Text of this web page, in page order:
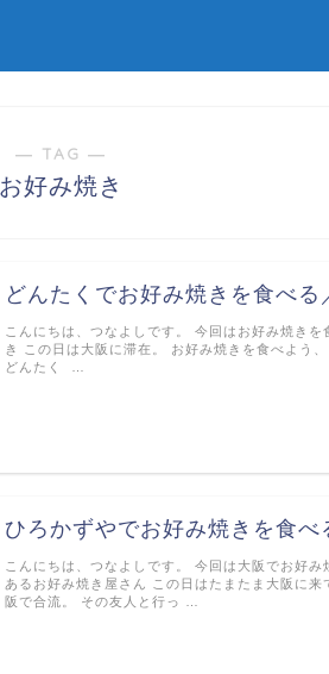
― TAG ―
お好み焼き
どんたくでお好み焼きを食べる
こんにちは、つなよしです。 今回はお好み焼きを
き この日は大阪に滞在。 お好み焼きを食べよう
どんたく …
ひろかずやでお好み焼きを食べ
こんにちは、つなよしです。 今回は大阪でお好み
あるお好み焼き屋さん この日はたまたま大阪に来
阪で合流。 その友人と行っ …